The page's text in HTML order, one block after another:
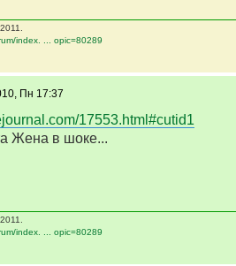
index. ... opic=80289
Пн 17:37
17553.html#cutid1
Жена в шоке...
index. ... opic=80289